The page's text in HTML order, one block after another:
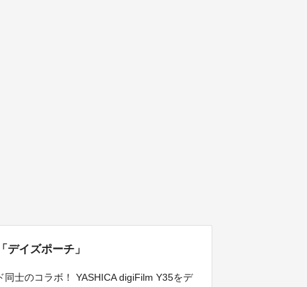
イズポーチ」
士のコラボ！ YASHICA digiFilm Y35をデ